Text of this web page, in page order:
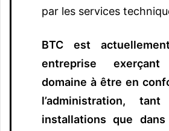
par les services
BTC est
entreprise
domaine à être en
l’administration,
installations que